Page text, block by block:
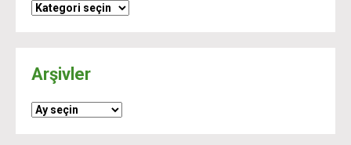
Kategoriler
Arşivler
Arşivler